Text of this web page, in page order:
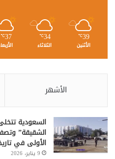
39
℃
الأثنين
34
℃
الثلاثاء
37
℃
الأشهر
السعودية
الشقيقة”
الأولى في
9 يناير، 2026